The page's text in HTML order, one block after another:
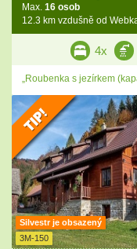
Max. 16 osob
12.3 km vzdušně od
4x
„Roubenka s jezírkem
Silvestr je obsazený
3M-150